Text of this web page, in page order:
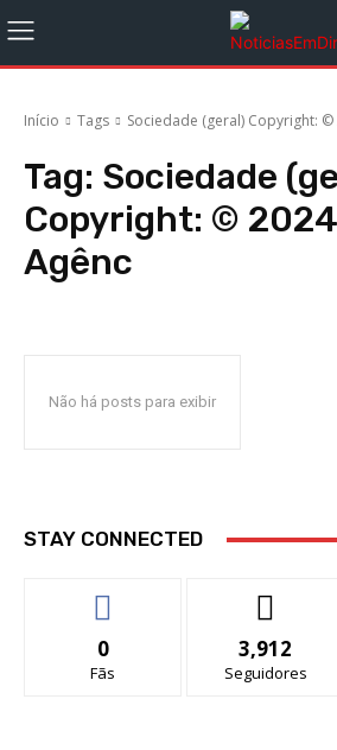
Início Tags Sociedade (geral) Copyright: ©
Tag: Sociedade
Copyright: ©
Agênc
Não há posts para exibir
STAY CONNECTED
0
Fãs
3,912
Seguidores